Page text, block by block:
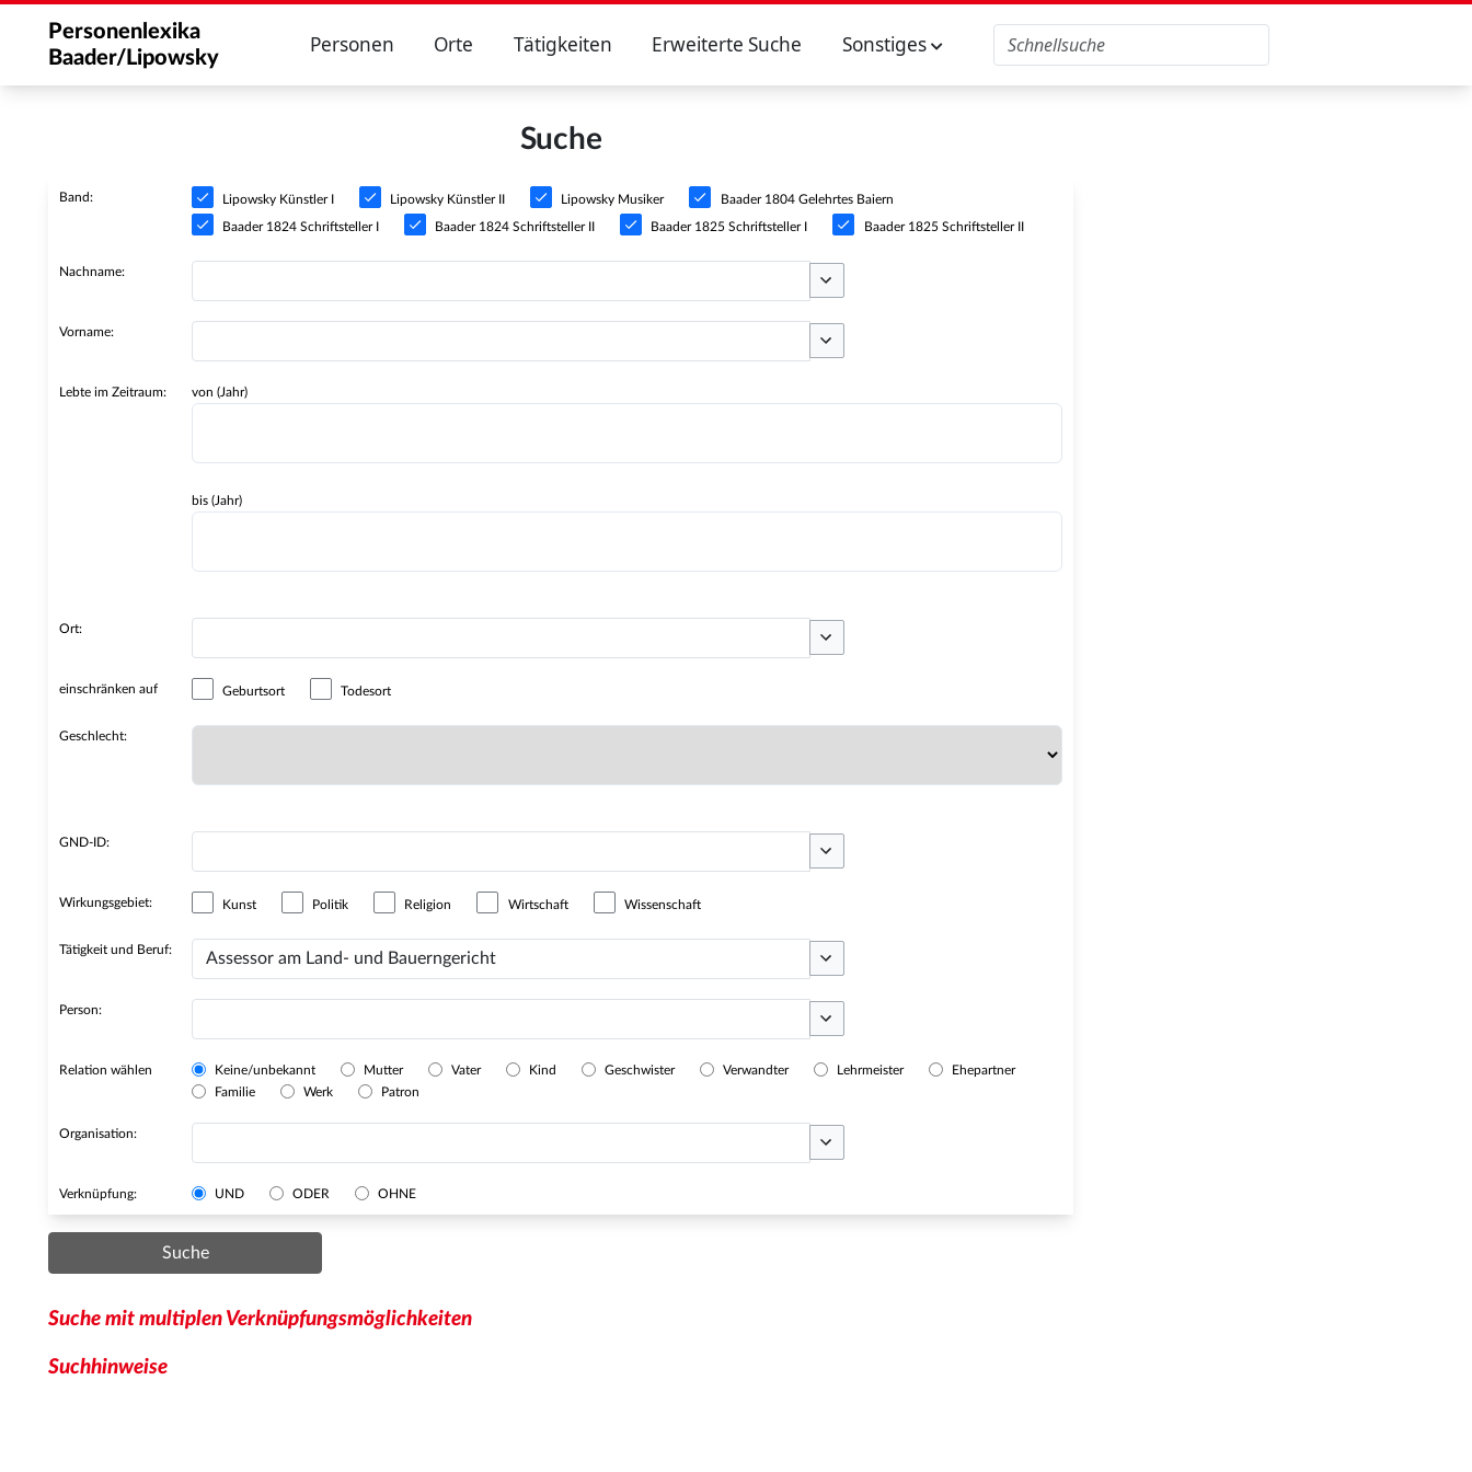
Personenlexika
Baader/Lipowsky
Personen Orte Tätigkeiten Erweiterte Suche Sonstiges
Suche
Band: Lipowsky Künstler I Lipowsky Künstler II Lipowsky Musiker Baader 1804 Gelehrtes Baiern
Baader 1824 Schriftsteller I Baader 1824 Schriftsteller II Baader 1825 Schriftsteller I Baader 1825 Schriftsteller II
Nachname:
Optionen umschalten
Vorname:
Optionen umschalten
Lebte im Zeitraum: von (Jahr)
bis (Jahr)
Ort:
Optionen umschalten
einschränken auf Geburtsort Todesort
Geschlecht:
GND-ID:
Optionen umschalten
Wirkungsgebiet: Kunst Politik Religion Wirtschaft Wissenschaft
Tätigkeit und Beruf:
Optionen umschalten
Person:
Optionen umschalten
Relation wählen Keine/unbekannt Mutter Vater Kind Geschwister Verwandter Lehrmeister
Ehepartner
Familie
Werk Patron
Organisation:
Optionen umschalten
Verknüpfung: UND ODER OHNE
Suche
Suche mit multiplen Verknüpfungsmöglichkeiten
Suchhinweise